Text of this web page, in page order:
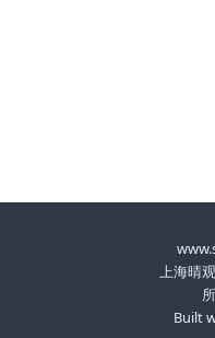
上海晴
Built